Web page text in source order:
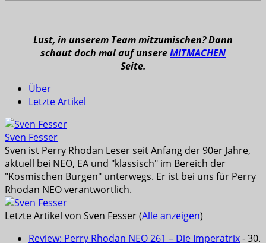
Lust, in unserem Team mitzumischen? Dann
schaut doch mal auf unsereMITMACHEN
Seite.
Über
Letzte Artikel
Sven Fesser
Sven ist Perry Rhodan Leser seit Anfang der 90er Jahre,
aktuell bei NEO, EA und "klassisch" im Bereich der
"Kosmischen Burgen" unterwegs. Er ist bei uns für Perry
Rhodan NEO verantwortlich.
Letzte Artikel von Sven Fesser(Alle anzeigen)
Review: Perry Rhodan NEO 261 – Die Imperatrix- 30.